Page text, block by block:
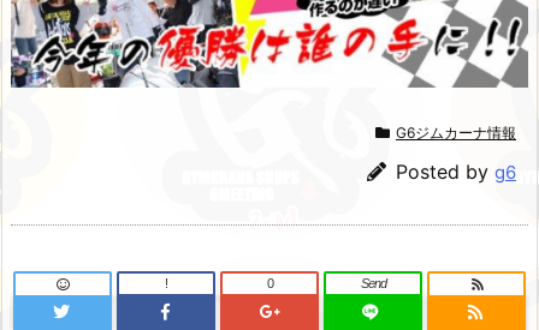
G6ジムカーナ情報
Posted by g6
! 0 Send